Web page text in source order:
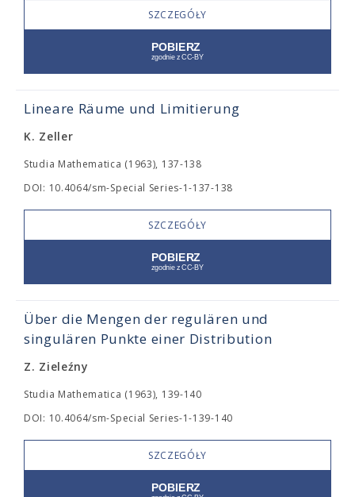
SZCZEGÓŁY
Lineare Räume und Limitierung
K. Zeller
Studia Mathematica (1963), 137-138
DOI: 10.4064/sm-Special Series-1-137-138
SZCZEGÓŁY
Über die Mengen der regulären und
singulären Punkte einer Distribution
Z. Zieleźny
Studia Mathematica (1963), 139-140
DOI: 10.4064/sm-Special Series-1-139-140
SZCZEGÓŁY